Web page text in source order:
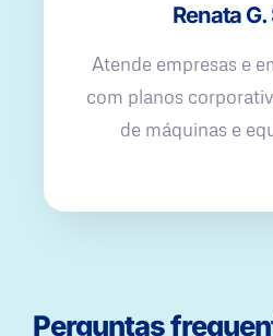
Renata G.
Atende empresas e
com planos
de máquinas e
Perguntas